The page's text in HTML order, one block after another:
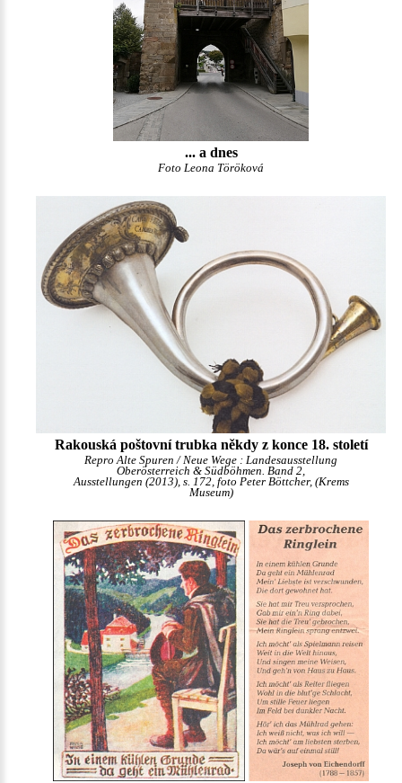
... a dnes
Foto Leona Töröková
Rakouská poštovní trubka někdy z konce 18. století
Repro Alte Spuren / Neue Wege : Landesausstellung
Oberösterreich & Südböhmen. Band 2,
Ausstellungen (2013), s. 172, foto Peter Böttcher, (Krems
Museum)